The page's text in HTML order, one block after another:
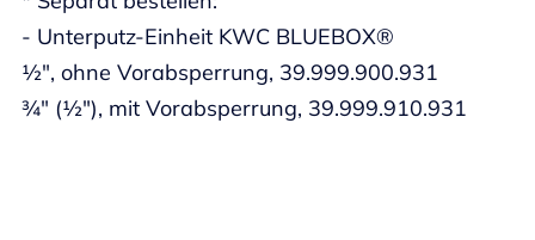
- Unterputz-Einheit KWC BLUEBOX®
½", ohne Vorabsperrung, 39.999.900.931
¾" (½"), mit Vorabsperrung, 39.999.910.931